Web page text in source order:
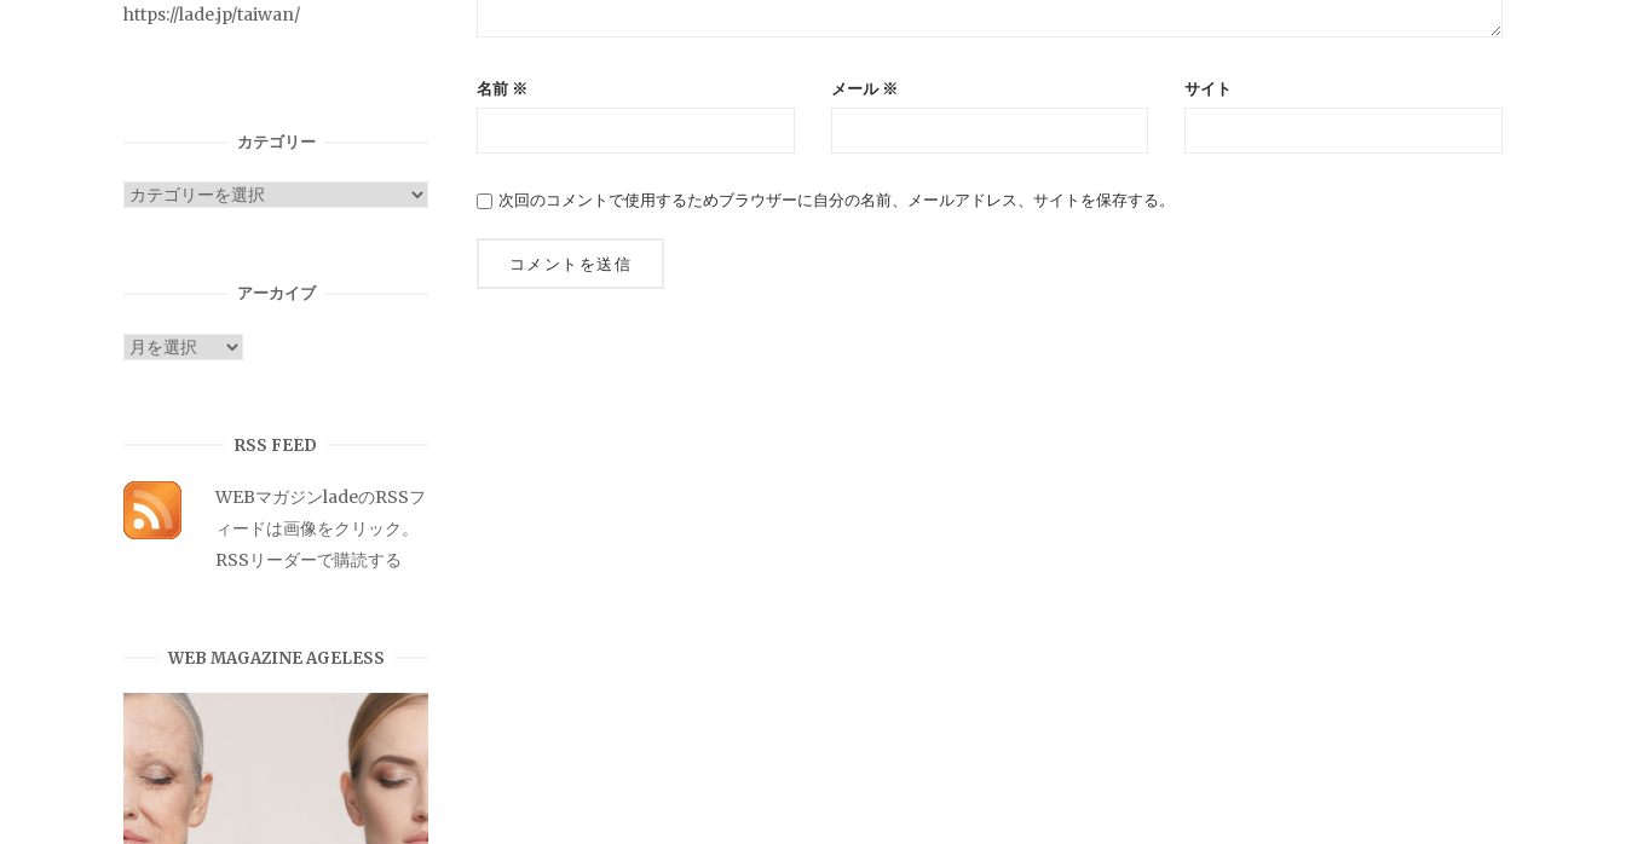
名前 ※ メール ※ サイト
次回のコメントで使用するためブラウザーに自分の名前、メールアドレス、サイトを保存する。
https://lade.jp/taiwan/
カテゴリー
カ
アーカイブ
ア
RSS FEED
WEBマガジンladeのRSSフ
ィードは画像をクリック。
RSSリーダーで購読する
WEB MAGAZINE AGELESS